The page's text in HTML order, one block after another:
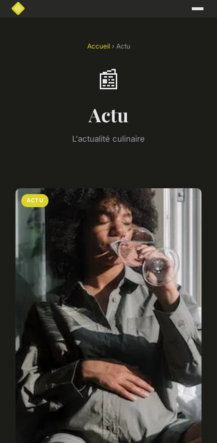
Accueil› Actu
📰
Actu
L'actualité culinaire
ACTU